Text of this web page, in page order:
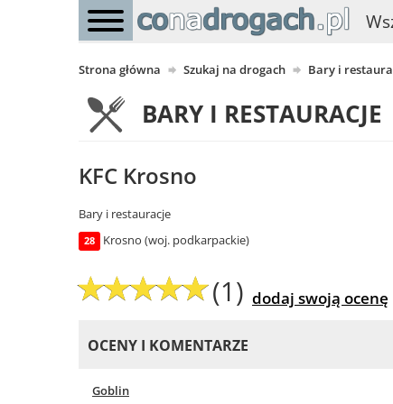
Strona główna Szukaj na drogach Bary i
BARY I RESTAURACJE
KFC Krosno
Bary i restauracje
28 Krosno (woj. podkarpackie)
(1) dodaj swoją ocenę
OCENY I KOMENTARZE
Goblin